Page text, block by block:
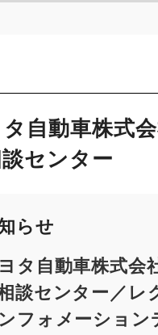
タ自動車株式
センター
らせ
タ自動車株式会
談センター／レ
フォメーション